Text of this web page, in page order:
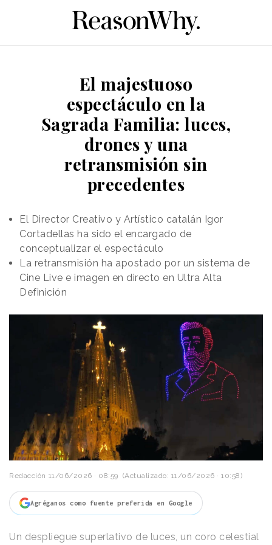
El majestuoso
espectáculo en la
Sagrada Familia: luces,
drones y una
retransmisión sin
precedentes
El Director Creativo y Artístico catalán Igor
Cortadellas ha sido el encargado de
conceptualizar el espectáculo
La retransmisión ha apostado por un sistema de
Cine Live e imagen en directo en Ultra Alta
Definición
Redacción 11/06/2026 · 08:59 (Actualizado: 11/06/2026 · 10:58)
Agréganos como fuente preferida en Google
Un despliegue superlativo de luces, un coro celestial